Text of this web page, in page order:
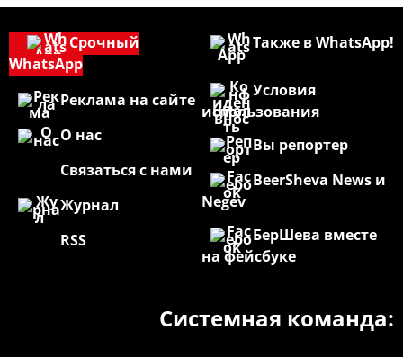
Также в WhatsApp!
Условия
использования
Вы репортер
BeerSheva News и
Negev
БерШева вместе
на фейсбуке
Срочный
WhatsApp
Реклама на сайте
О нас
Связаться с нами
Журнал
RSS
Системная команда: